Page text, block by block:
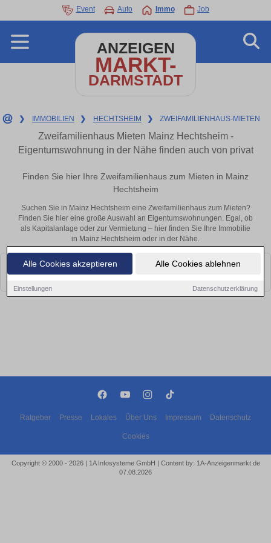
Alle Cookies akzeptieren Alle Cookies ablehnen
Einstellungen Datenschutzerklärung
Event Auto Immo Job
ANZEIGEN
MARKT-
DARMSTADT
❯ IMMOBILIEN ❯ HECHTSHEIM ❯ ZWEIFAMILIENHAUS-MIETEN
Zweifamilienhaus Mieten Mainz Hechtsheim -
Eigentumswohnung in der Nähe finden auch von privat
Finden Sie hier Ihre Zweifamilienhaus zum Mieten in Mainz
Hechtsheim
Suchen Sie in Mainz Hechtsheim eine Zweifamilienhaus zum Mieten?
Finden Sie hier eine große Auswahl an Eigentumswohnungen. Egal, ob
als Kapitalanlage oder zur Vermietung – hier finden Sie Ihre Immobilie
in Mainz Hechtsheim oder in der Nähe.
Leider konnten wir derzeit keine passenden Objekte finden. Schauen Sie
bald wieder vorbei!
Ratgeber Presse Lokales Über Uns Impressum Datenschutz
Cookies
Copyright © 2000 - 2026 | 1A Infosysteme GmbH | Content by: 1A-Anzeigenmarkt.de
07.08.2026